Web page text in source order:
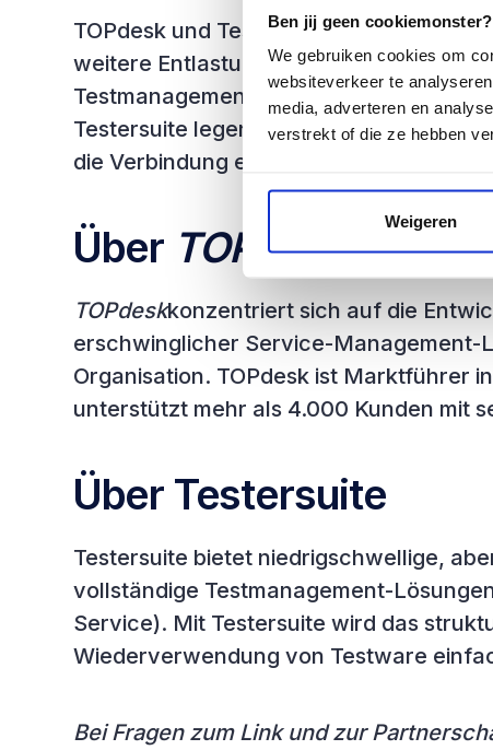
Ben jij geen
We gebruiken cookies om
websiteverkeer te
media, adverteren en
verstrekt of die ze hebben
Weigeren
TOPdesk und Testersuite versprechen
weitere Entlastung ihrer gemeinsamen
Testmanagement und IT-Service-
Testersuite legen Wert auf die
die Verbindung einfach zu
Über TOPdesk‍
TOPdeskkonzentriert sich auf die
erschwinglicher Service-Management-
Organisation. TOPdesk ist Marktführer
unterstützt mehr als 4.000 Kunden mit
Über Testersuite
‍Testersuite bietet niedrigschwellige,
vollständige Testmanagement-
Service). Mit Testersuite wird das
Wiederverwendung von Testware
Bei Fragen zum Link und zur